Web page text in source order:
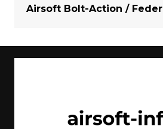
Airsoft Bolt-Action / Feder